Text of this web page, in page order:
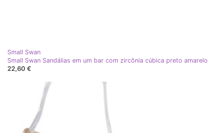
Small Swan
Small Swan Sandálias em um bar com zircônia cúbica preto amarelo
22,60 €